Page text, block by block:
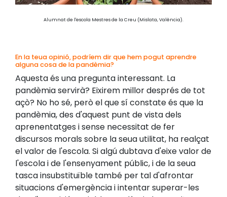
Alumnat de l'escola Mestres de la Creu (Mislata, València).
En la teua opinió, podríem dir que hem pogut aprendre
alguna cosa de la pandèmia?
Aquesta és una pregunta interessant. La
pandèmia servirà? Eixirem millor després de tot
açò? No ho sé, però el que sí constate és que la
pandèmia, des d'aquest punt de vista dels
aprenentatges i sense necessitat de fer
discursos morals sobre la seua utilitat, ha realçat
el valor de l'escola. Si algú dubtava d'eixe valor de
l'escola i de l'ensenyament públic, i de la seua
tasca insubstituïble també per tal d'afrontar
situacions d'emergència i intentar superar-les